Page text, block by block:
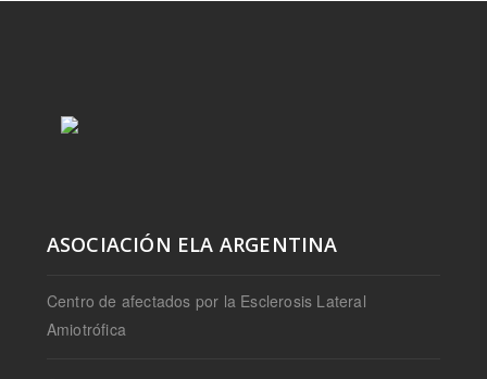
ASOCIACIÓN ELA ARGENTINA
Centro de afectados por la Esclerosis Lateral
Amiotrófica